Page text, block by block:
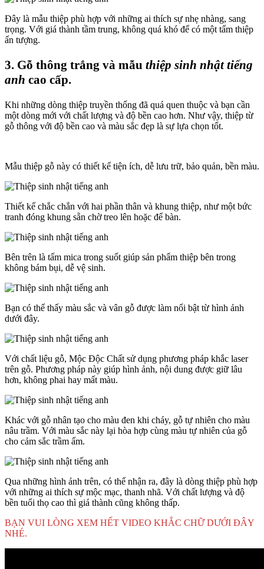
Đây là mẫu thiệp phù hợp với những ai thích sự nhẹ nhàng, sang
trọng. Với giá thành tầm trung, không quá khó để có một tấm thiệp
ấn tượng.
3. Gỗ thông trắng và mẫu thiệp sinh nhật tiếng
anh cao cấp.
Khi những dòng thiệp truyền thống đã quá quen thuộc và bạn cần
một dòng mới với chất lượng và độ bền cao hơn. Như vậy, thiệp từ
gỗ thông với độ bền cao và màu sắc đẹp là sự lựa chọn tốt.
Mẫu thiệp gỗ này có thiết kế tiện ích, dễ lưu trữ, bảo quản, bền màu.
Thiết kế chắc chắn với hai phần thân và khung thiệp, như một bức
tranh đóng khung sẵn chờ treo lên hoặc để bàn.
Bên trên là tấm mica trong suốt giúp sản phẩm thiệp bên trong
không bám bụi, dễ vệ sinh.
Bạn có thể thấy màu sắc và vân gỗ được làm nổi bật từ hình ảnh
dưới đây.
Với chất liệu gỗ, Mộc Độc Chất sử dụng phương pháp khắc laser
trên gỗ. Phương pháp này giúp hình ảnh, nội dung được giữ lâu
hơn, không phai hay mất màu.
Khác với gỗ nhân tạo cho màu đen khi cháy, gỗ tự nhiên cho màu
nâu trầm. Với màu sắc này lại hòa hợp cùng màu tự nhiên của gỗ
cho cảm sắc trầm ấm.
Qua những hình ảnh trên, có thể nhận ra, đây là dòng thiệp phù hợp
với những ai thích sự mộc mạc, thanh nhã. Với chất lượng và độ
bền tuổi thọ cao thì giá thành cũng không thấp.
BẠN VUI LÒNG XEM HẾT VIDEO KHẮC CHỮ DƯỚI ĐÂY
NHÉ.